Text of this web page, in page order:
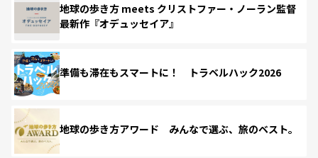
地球の歩き方 meets クリストファー・ノーラン監督
最新作『オデュッセイア』
準備も滞在もスマートに！ トラベルハック2026
地球の歩き方アワード みんなで選ぶ、旅のベスト。